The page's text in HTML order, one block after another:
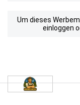
Um dieses
einloggen